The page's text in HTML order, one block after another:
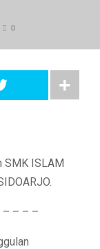
0
SMK ISLAM
– – – –